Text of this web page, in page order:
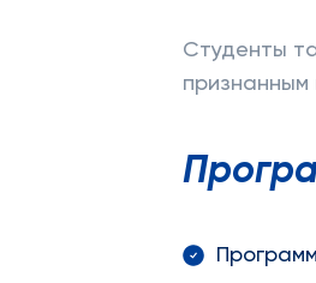
Студенты
признанным